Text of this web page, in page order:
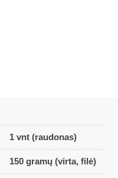
1 vnt (raudonas)
150 gramų (virta, filė)